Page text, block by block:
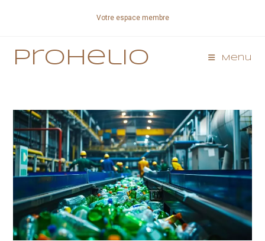
Votre espace membre
Prohelio Menu